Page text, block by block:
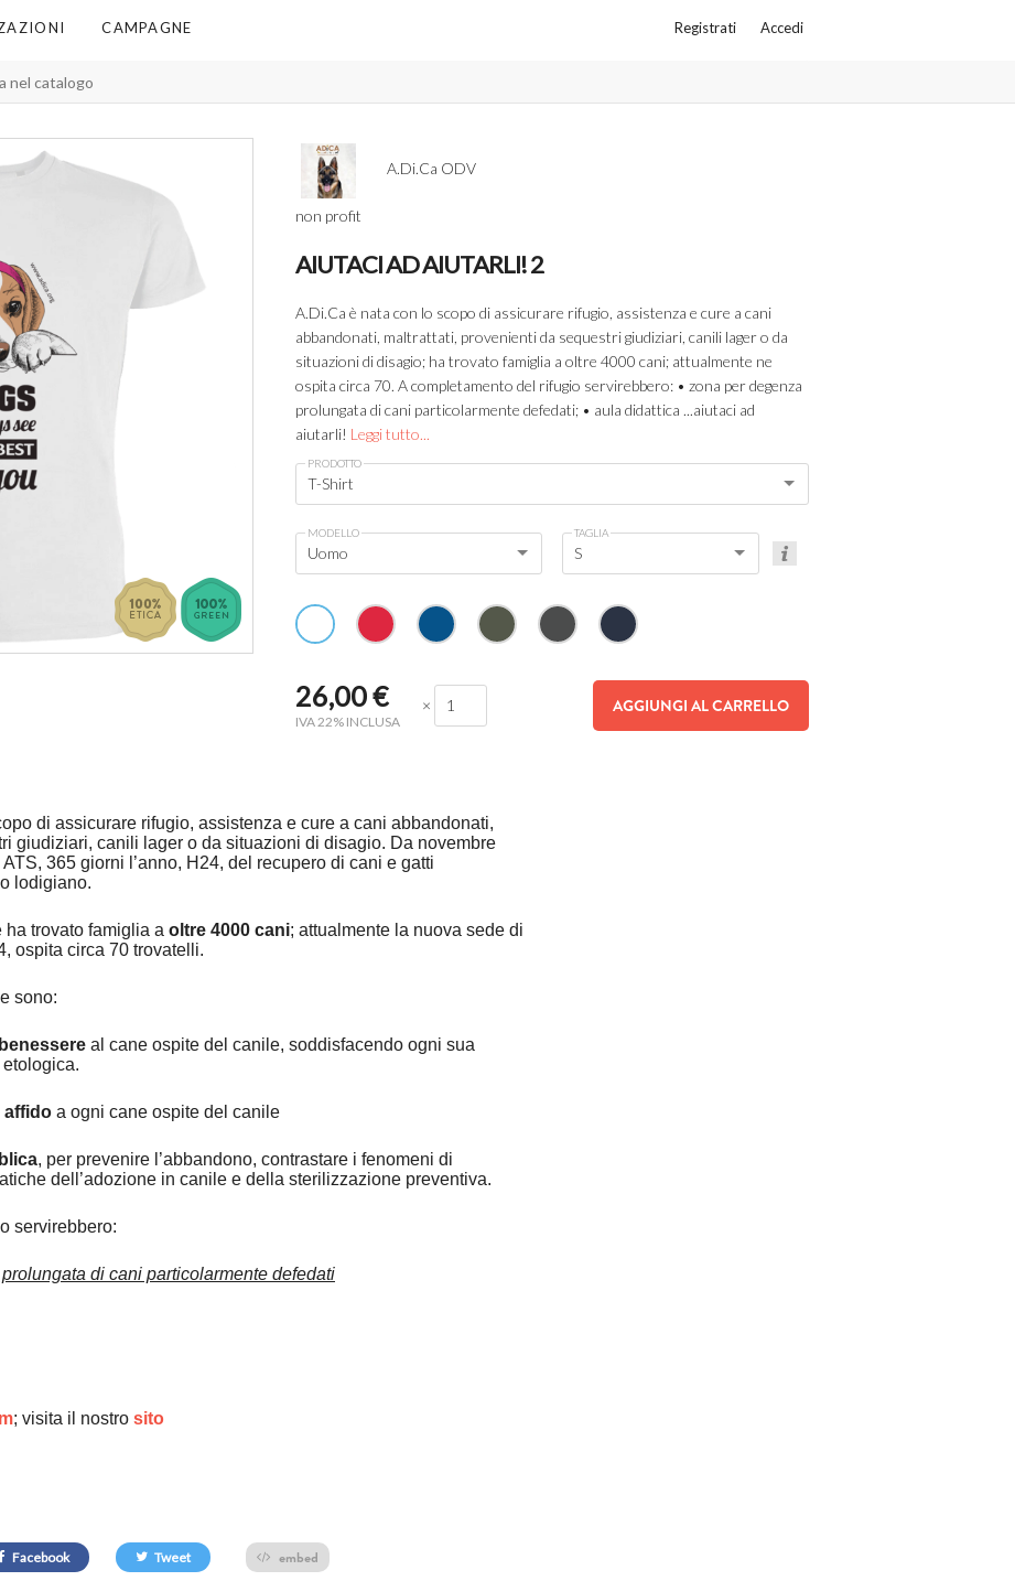
Registrati Accedi
CAMPAGNE
A.Di.Ca ODV
non profit
AIUTACI AD AIUTARLI! 2
A.Di.Ca è nata con lo scopo di assicurare rifugio, assistenza e cure a cani
abbandonati, maltrattati, provenienti da sequestri giudiziari, canili lager o da
situazioni di disagio; ha trovato famiglia a oltre 4000 cani; attualmente ne
ospita circa 70. A completamento del rifugio servirebbero: • zona per degenza
prolungata di cani particolarmente defedati; • aula didattica ...aiutaci ad
aiutarli! Leggi tutto...
PRODOTTO
T-Shirt
MODELLO
Uomo
TAGLIA
S
26,00€
IVA 22% INCLUSA
× AGGIUNGI AL CARRELLO
di assicurare rifugio, assistenza e cure a cani abbandonati,
giudiziari, canili lager o da situazioni di disagio. Da novembre
365 giorni l’anno, H24, del recupero di cani e gatti
lodigiano.
ha trovato famiglia a oltre 4000 cani; attualmente la nuova sede di
ospita circa 70 trovatelli.
sono:
al cane ospite del canile, soddisfacendo ogni sua
affido a ogni cane ospite del canile
, per prevenire l’abbandono, contrastare i fenomeni di
dell’adozione in canile e della sterilizzazione preventiva.
servirebbero:
di cani particolarmente defedati
; visita il nostro sito
Facebook Tweet embed